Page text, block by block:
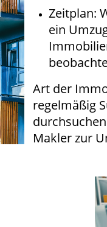
Zeitplan:
ein
Art der
regelmäßig
Makler zur